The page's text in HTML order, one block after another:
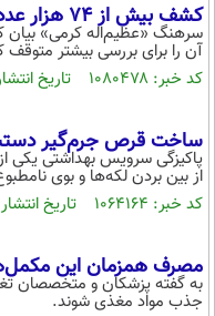
کشف بیش از ۷۴ هزار عدد قرص قاچاق از اتوبوس
سرهنگ «عظیم‌اله کرمی» بیان
آن را برای بررسی بیشتر متوقف
کد خبر: ۱۰۸۰۴۷۸ تاریخ انتشار : ۱۴۰۴/۰۵/۰۶
ساخت قرص جرم‌گیر
پاکیزگی سرویس بهداشتی یکی
از بین بردن لکه‌ها و بوی
کد خبر: ۱۰۶۴۱۶۴ تاریخ انتشار : ۱۴۰۴/۰۳/۰۸
مصرف همزمان این
به گفته‌ پزشکان و متخصصان
جذب مواد مغذی شوند.